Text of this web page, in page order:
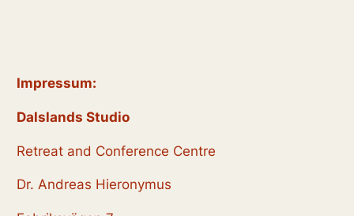
Impressum:
Dalslands Studio
Retreat and Conference Centre
Dr. Andreas Hieronymus